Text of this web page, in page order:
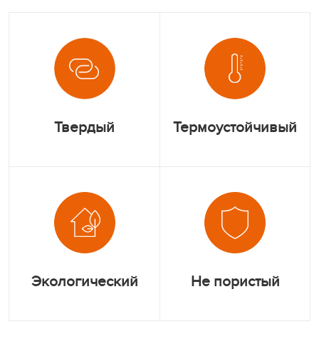
Твердый Термоустойчивый
Экологический Не пористый